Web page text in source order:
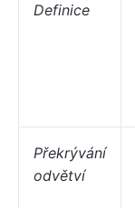
Definice
Překrývání
odvětví